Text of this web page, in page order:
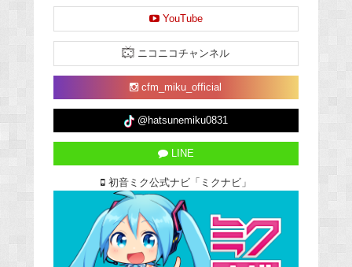
YouTube
ニコニコチャンネル
cfm_miku_official
@hatsunemiku0831
LINE
初音ミク公式ナビ「ミクナビ」